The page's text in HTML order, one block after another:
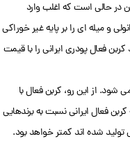
در حالی است که اغلب وارد
و میله ای را بر پایه غیر خوراکی
فعال پودری ایرانی را با قیمت
شود. از این رو، کربن فعال با
فعال ایرانی نسبت به برندهایی
تولید شده اند کمتر خواهد بود.